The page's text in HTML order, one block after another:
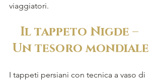
viaggiatori.
Il tappeto Nigde –
Un tesoro mondiale
I tappeti persiani con tecnica a vaso di